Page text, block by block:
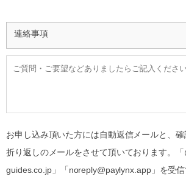
連絡事項
お申し込み頂いた方には自動返信メールと、
折り返しのメールをさせて頂いております。
guides.co.jp」「noreply@paylynx.app」を受